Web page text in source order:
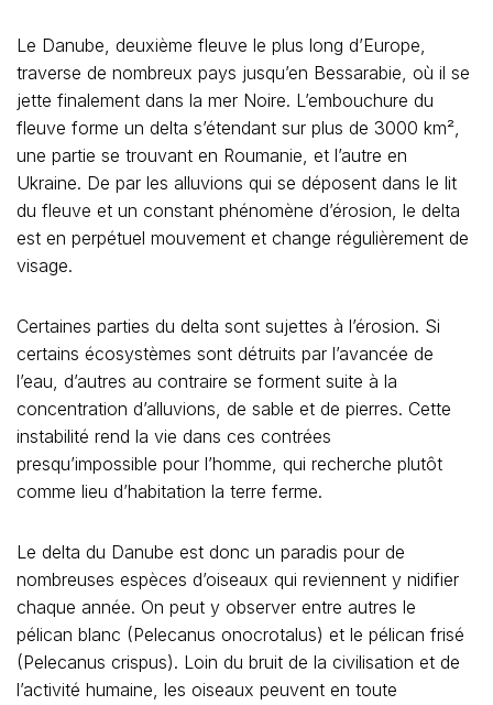
Le Danube, deuxième fleuve le plus long d’Europe,
traverse de nombreux pays jusqu’en Bessarabie, où il se
jette finalement dans la mer Noire. L’embouchure du
fleuve forme un delta s’étendant sur plus de 3000 km²,
une partie se trouvant en Roumanie, et l’autre en
Ukraine. De par les alluvions qui se déposent dans le lit
du fleuve et un constant phénomène d’érosion, le delta
est en perpétuel mouvement et change régulièrement de
visage.
Certaines parties du delta sont sujettes à l’érosion. Si
certains écosystèmes sont détruits par l’avancée de
l’eau, d’autres au contraire se forment suite à la
concentration d’alluvions, de sable et de pierres. Cette
instabilité rend la vie dans ces contrées
presqu’impossible pour l’homme, qui recherche plutôt
comme lieu d’habitation la terre ferme.
Le delta du Danube est donc un paradis pour de
nombreuses espèces d’oiseaux qui reviennent y nidifier
chaque année. On peut y observer entre autres le
pélican blanc (Pelecanus onocrotalus) et le pélican frisé
(Pelecanus crispus). Loin du bruit de la civilisation et de
l’activité humaine, les oiseaux peuvent en toute